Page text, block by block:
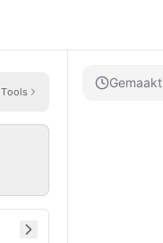
Tools
Gemaakt